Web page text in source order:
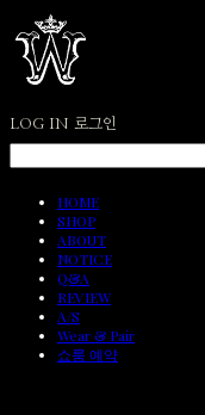
LOG IN 로그인
HOME
SHOP
ABOUT
NOTICE
Q&A
REVIEW
A/S
Wear & Pair
쇼룸 예약